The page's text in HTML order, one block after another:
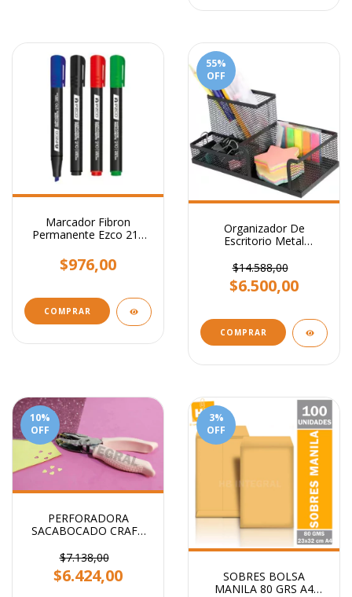
Marcador Fibron
Permanente Ezco 210
$976,00
COMPRAR
55%
OFF
Organizador De
Escritorio Metal
Portataco Negro 3
Cavidades
$14.588,00
$6.500,00
10%
OFF
PERFORADORA
SACABOCADO CRAFT
$7.138,00
$6.424,00
3%
OFF
SOBRES BOLSA
MANILA 80 GRS A4